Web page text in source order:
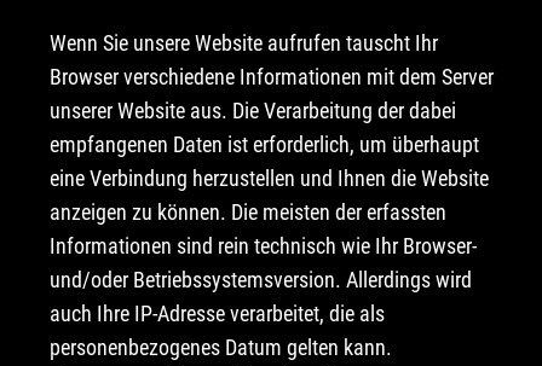
Wenn Sie unsere Website aufrufen tauscht Ihr
Browser verschiedene Informationen mit dem Server
unserer Website aus. Die Verarbeitung der dabei
empfangenen Daten ist erforderlich, um überhaupt
eine Verbindung herzustellen und Ihnen die Website
anzeigen zu können. Die meisten der erfassten
Informationen sind rein technisch wie Ihr Browser-
und/oder Betriebssystemsversion. Allerdings wird
auch Ihre IP-Adresse verarbeitet, die als
personenbezogenes Datum gelten kann.